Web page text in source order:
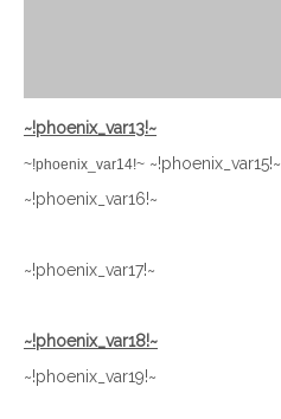
~!phoenix_var13!~
~!phoenix_var14!~ ~!phoenix_var15!~
~!phoenix_var16!~
~!phoenix_var17!~
~!phoenix_var18!~
~!phoenix_var19!~